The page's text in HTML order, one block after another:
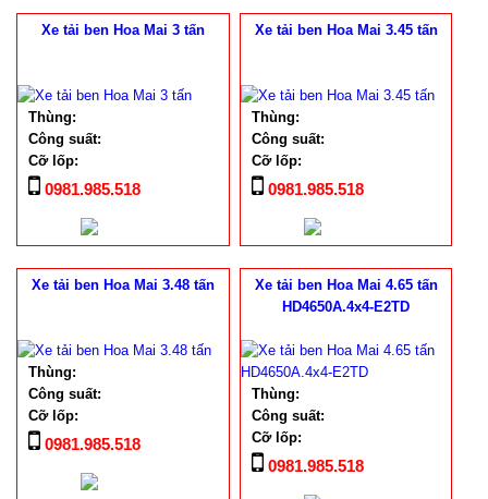
Xe tải ben Hoa Mai 3 tấn
Thùng:
Công suất:
Cỡ lốp:
0981.985.518
Xe tải ben Hoa Mai 3.45 tấn
Thùng:
Công suất:
Cỡ lốp:
0981.985.518
Xe tải ben Hoa Mai 3.48 tấn
Thùng:
Công suất:
Cỡ lốp:
0981.985.518
Xe tải ben Hoa Mai 4.65 tấn
HD4650A.4x4-E2TD
Thùng:
Công suất:
Cỡ lốp:
0981.985.518